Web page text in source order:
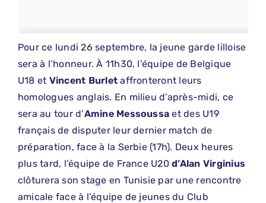
Pour ce lundi 26 septembre, la jeune garde lilloise
sera à l’honneur. À 11h30, l’équipe de Belgique
U18 et Vincent Burletaffronteront leurs
homologues anglais. En milieu d’après-midi, ce
sera au tour d’Amine Messoussaet des U19
français de disputer leur dernier match de
préparation, face à la Serbie (17h). Deux heures
plus tard, l’équipe de France U20d’Alan Virginius
clôturera son stage en Tunisie par une rencontre
amicale face à l’équipe de jeunes du Club